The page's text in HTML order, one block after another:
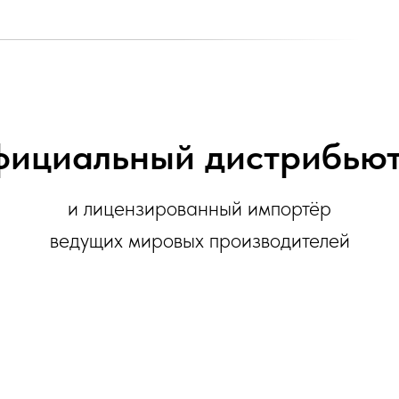
и лицензированный импортёр
ведущих мировых производителей